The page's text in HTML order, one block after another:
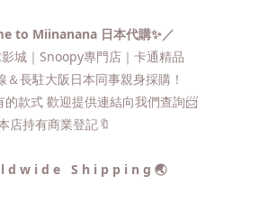
to Miinanana 日本代購✨／
影城｜Snoopy專門店｜卡通精品
＆長駐大阪日本同事親身採購！
的款式 歡迎提供連結向我們查詢📨​
店持有商業登記🔖
d w i d e S h i p p i n g 🌏